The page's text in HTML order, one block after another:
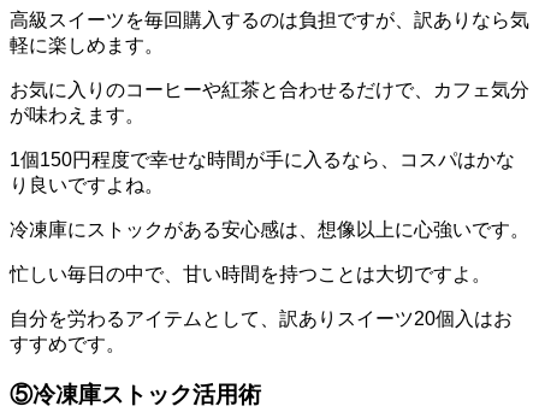
高級スイーツを毎回購入するのは負担ですが、訳ありなら気
軽に楽しめます。
お気に入りのコーヒーや紅茶と合わせるだけで、カフェ気分
が味わえます。
1個150円程度で幸せな時間が手に入るなら、コスパはかな
り良いですよね。
冷凍庫にストックがある安心感は、想像以上に心強いです。
忙しい毎日の中で、甘い時間を持つことは大切ですよ。
自分を労わるアイテムとして、訳ありスイーツ20個入はお
すすめです。
⑤冷凍庫ストック活用術